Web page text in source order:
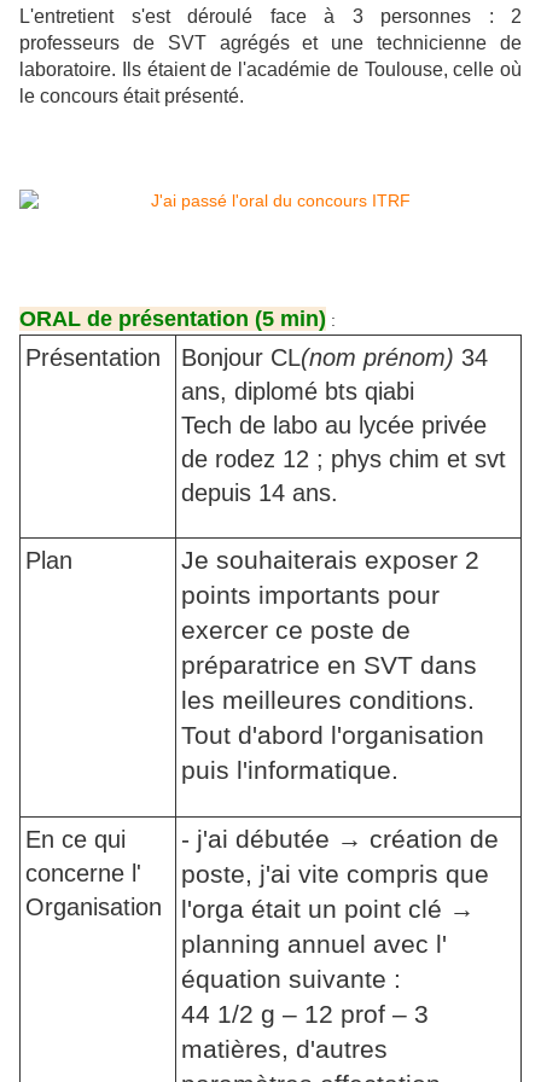
L'entretient s'est déroulé face à 3 personnes : 2
professeurs de SVT agrégés et une technicienne de
laboratoire. Ils étaient de l'académie de Toulouse, celle où
le concours était présenté.
ORAL de présentation (5 min) :
Présentation Bonjour CL(nom prénom) 34
ans, diplomé bts qiabi
Tech de labo au lycée privée
de rodez 12 ; phys chim et svt
depuis 14 ans.
Plan
Je souhaiterais exposer 2
points importants pour
exercer ce poste de
préparatrice en SVT dans
les meilleures conditions.
Tout d'abord l'organisation
puis l'informatique.
En ce qui
concerne l'
Organisation
- j'ai débutée → création de
poste, j'ai vite compris que
l'orga était un point clé →
planning annuel avec l'
équation suivante :
44 1/2 g – 12 prof – 3
matières, d'autres